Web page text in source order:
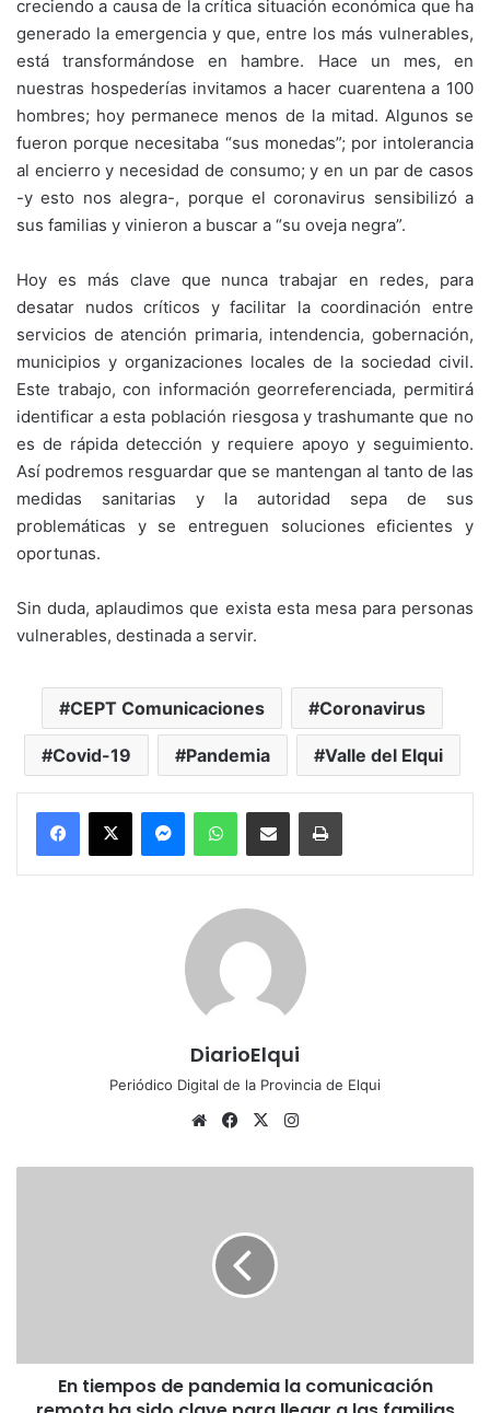
creciendo a causa de la crítica situación económica que ha
generado la emergencia y que, entre los más vulnerables,
está transformándose en hambre. Hace un mes, en
nuestras hospederías invitamos a hacer cuarentena a 100
hombres; hoy permanece menos de la mitad. Algunos se
fueron porque necesitaba “sus monedas”; por intolerancia
al encierro y necesidad de consumo; y en un par de casos
-y esto nos alegra-, porque el coronavirus sensibilizó a
sus familias y vinieron a buscar a “su oveja negra”.
Hoy es más clave que nunca trabajar en redes, para
desatar nudos críticos y facilitar la coordinación entre
servicios de atención primaria, intendencia, gobernación,
municipios y organizaciones locales de la sociedad civil.
Este trabajo, con información georreferenciada, permitirá
identificar a esta población riesgosa y trashumante que no
es de rápida detección y requiere apoyo y seguimiento.
Así podremos resguardar que se mantengan al tanto de las
medidas sanitarias y la autoridad sepa de sus
problemáticas y se entreguen soluciones eficientes y
oportunas.
Sin duda, aplaudimos que exista esta mesa para personas
vulnerables, destinada a servir.
CEPT Comunicaciones Coronavirus
Covid-19 Pandemia Valle del Elqui
DiarioElqui
Periódico Digital de la Provincia de Elqui
Siti
we
Fa
bo
X
ra
s
En tiempos de pandemia la comunicación